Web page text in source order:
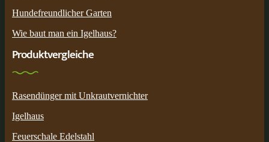
Hundefreundlicher Garten
Wie baut man ein Igelhaus?
Produktvergleiche
Rasendünger mit Unkrautvernichter
Igelhaus
Feuerschale Edelstahl